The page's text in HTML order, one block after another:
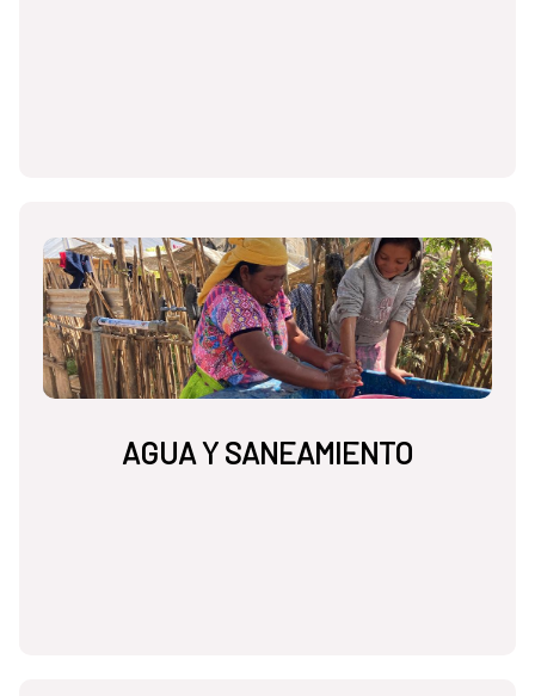
AGUA Y SANEAMIENTO